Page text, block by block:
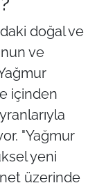
doğal ve
ve
içinden
"Yağmur
yeni
üzerinde